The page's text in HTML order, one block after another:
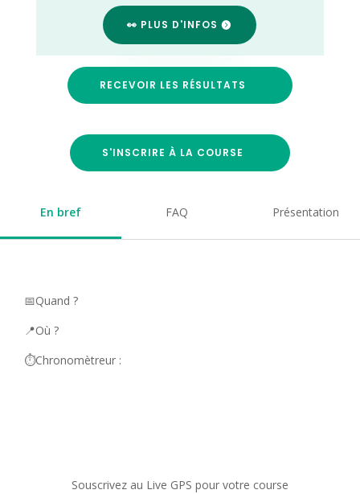
👀 PLUS D'INFOS
RECEVOIR LES RÉSULTATS
S'INSCRIRE À LA COURSE
En bref FAQ Présentation
📅Quand ?
📍Où ?
⏱️Chronomètreur :
Souscrivez au Live GPS pour votre course